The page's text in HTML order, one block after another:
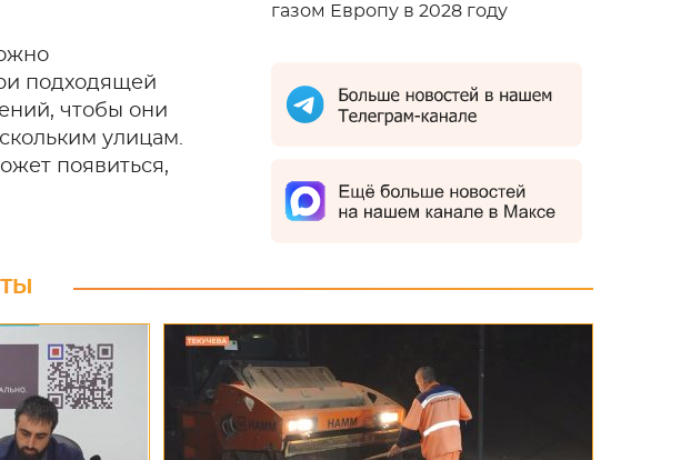
подходящей
чтобы они
улицам.
появиться,
газом Европу в 2028 году